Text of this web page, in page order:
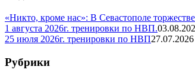
«Никто, кроме нас»: В Севастополе
1 августа 2026г. тренировки по НВП.
25 июля 2026г. тренировки по НВП27.07.2026
Рубрики